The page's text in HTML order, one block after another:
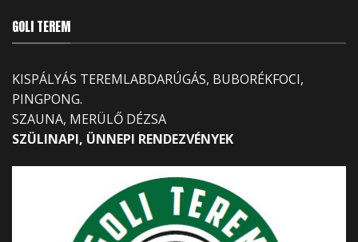
GOLI TEREM
KISPÁLYÁS TEREMLABDARÚGÁS, BUBORÉKFOCI,
PINGPONG.
SZAUNA, MERÜLŐ DÉZSA
SZÜLINAPI, ÜNNEPI RENDEZVÉNYEK